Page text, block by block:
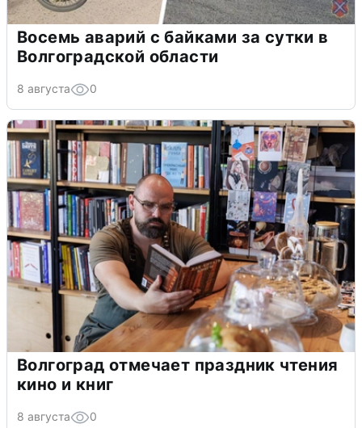
Восемь аварий с байками за сутки в
Волгоградской области
8 августа 0
Волгоград отмечает праздник чтения
кино и книг
8 августа 0